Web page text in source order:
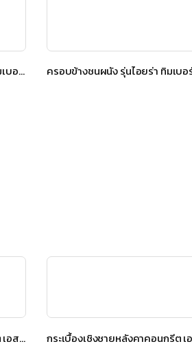
สีทากระเบื้อง เอสซีจี รุ่นไอยร่าทิมเบอร์ สีวอลนัท บราวน์
กระเบื้องเชิงชายหลังคาคอนกรีต เอสซีจี รุ่น นิวสไตล์ Diamond Cut สีเกรย์ซเลท